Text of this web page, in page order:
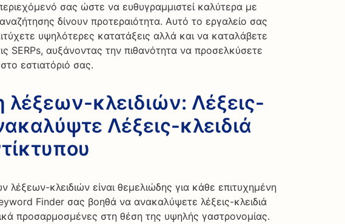
σας ώστε να ευθυγραμμιστεί καλύτερα με
δίνουν προτεραιότητα. Αυτό το εργαλείο σας
υψηλότερες κατατάξεις αλλά και να καταλάβετε
SERPs, αυξάνοντας την πιθανότητα να προσελκύσετε
εστιατόριό σας.
λέξεων-κλειδιών: Λέξεις-
Λέξεις-κλειδιά
κλειδιών είναι θεμελιώδης για κάθε επιτυχημένη
Finder σας βοηθά να ανακαλύψετε λέξεις-κλειδιά
προσαρμοσμένες στη θέση της υψηλής γαστρονομίας.